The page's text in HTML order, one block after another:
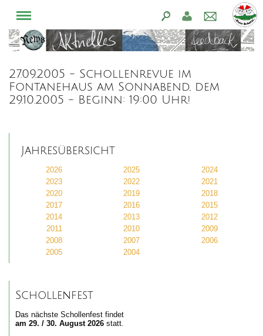
27.09.2005 - Schollenrevue im
Fontanehaus am Sonnabend, dem
29.10.2005 - Beginn: 19:00 Uhr!
Jahresübersicht
2026 2025
2024
2023
2022
2021
2020
2019
2018
2017
2016
2015
2014
2013
2012
2011
2010
2009
2008
2007
2006
2005
2004
Schollenfest
Das nächste Schollenfest findet
am 29. / 30. August 2026 statt.